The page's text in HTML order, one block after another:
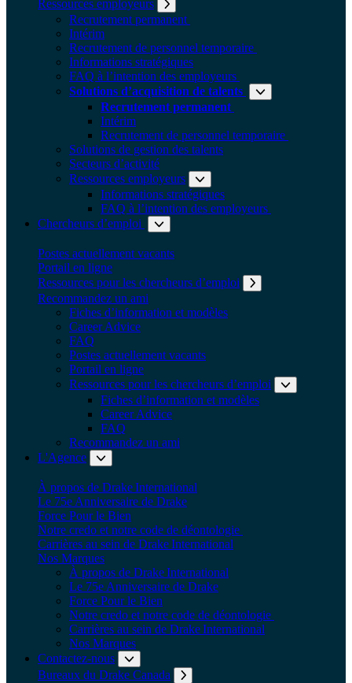
Ressources employeurs
Recrutement permanent
Intérim
Recrutement de personnel temporaire
Informations stratégiques
FAQ à l’intention des employeurs
Solutions d’acquisition de talents
Recrutement permanent
Intérim
Recrutement de personnel temporaire
Solutions de gestion des talents
Secteurs d’activité
Ressources employeurs
Informations stratégiques
FAQ à l’intention des employeurs
Chercheurs d’emploi
Postes actuellement vacants
Portail en ligne
Ressources pour les chercheurs d’emploi
Recommandez un ami
Fiches d’information et modèles
Career Advice
FAQ
Postes actuellement vacants
Portail en ligne
Ressources pour les chercheurs d’emploi
Fiches d’information et modèles
Career Advice
FAQ
Recommandez un ami
L'Agence
À propos de Drake International
Le 75e Anniversaire de Drake
Force Pour le Bien
Notre credo et notre code de déontologie
Carrières au sein de Drake International
Nos Marques
À propos de Drake International
Le 75e Anniversaire de Drake
Force Pour le Bien
Notre credo et notre code de déontologie
Carrières au sein de Drake International
Nos Marques
Contactez-nous
Bureaux du Drake Canada